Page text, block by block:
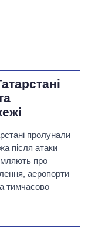
пролунали
після атаки
про
аеропорти
тимчасово